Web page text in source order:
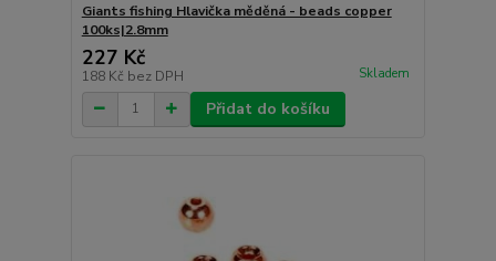
Giants fishing Hlavička měděná - beads copper
100ks|2.8mm
227 Kč
188 Kč bez DPH Skladem
Přidat do košíku